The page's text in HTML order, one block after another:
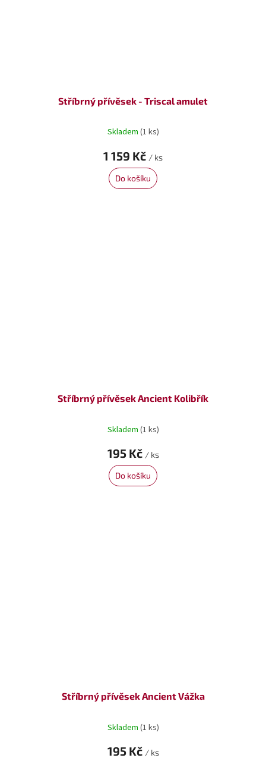
Stříbrný přívěsek - Triscal amulet
Skladem (1 ks)
1 159 Kč / ks
Do košíku
Stříbrný přívěsek Ancient Kolibřík
Skladem (1 ks)
195 Kč / ks
Do košíku
Stříbrný přívěsek Ancient Vážka
Skladem (1 ks)
195 Kč / ks